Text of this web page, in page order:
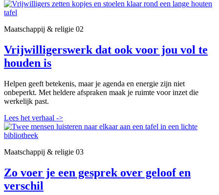
Maatschappij & religie 02
Vrijwilligerswerk dat ook voor jou vol te
houden is
Helpen geeft betekenis, maar je agenda en energie zijn niet
onbeperkt. Met heldere afspraken maak je ruimte voor inzet die
werkelijk past.
Lees het verhaal ->
Maatschappij & religie 03
Zo voer je een gesprek over geloof en
verschil